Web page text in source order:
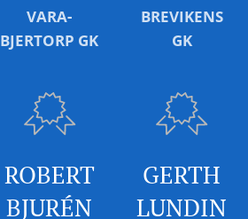
VARA-
BJERTORP GK
BREVIKENS
GK
ROBERT
BJURÉN
GERTH
LUNDIN